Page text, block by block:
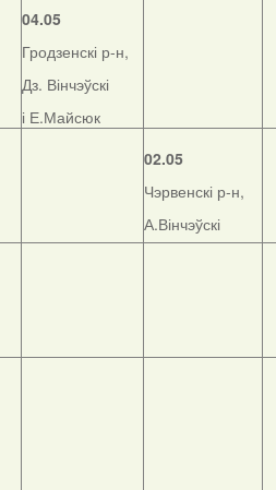
04.05
Гродзенскі р-н,
Дз. Вінчэўскі
і Е.Майсюк
02.05
Чэрвенскі р-н,
А.Вінчэўскі